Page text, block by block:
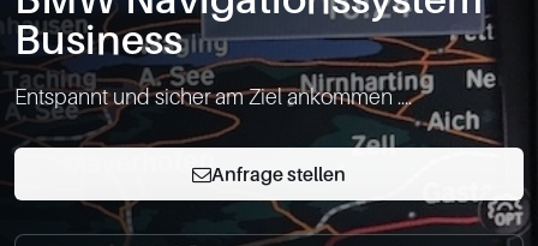
FAQ
Standorte
Kontakt
Business
Entspannt und sicher am Ziel ankommen ....
Anfrage stellen